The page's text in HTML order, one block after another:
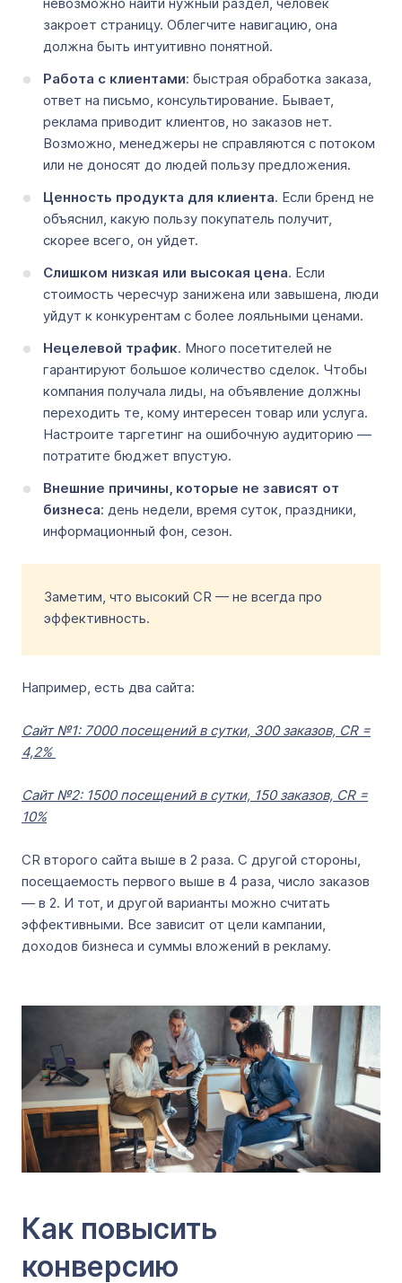
закроет страницу. Облегчите навигацию, она
должна быть интуитивно понятной.
Работа с клиентами: быстрая обработка заказа,
ответ на письмо, консультирование. Бывает,
реклама приводит клиентов, но заказов нет.
Возможно, менеджеры не справляются с потоком
или не доносят до людей пользу предложения.
Ценность продукта для клиента. Если бренд не
объяснил, какую пользу покупатель получит,
скорее всего, он уйдет.
Слишком низкая или высокая цена. Если
стоимость чересчур занижена или завышена, люди
уйдут к конкурентам с более лояльными ценами.
Нецелевой трафик. Много посетителей не
гарантируют большое количество сделок. Чтобы
компания получала лиды, на объявление должны
переходить те, кому интересен товар или услуга.
Настроите таргетинг на ошибочную аудиторию ––
потратите бюджет впустую.
Внешние причины, которые не зависят от
бизнеса: день недели, время суток, праздники,
информационный фон, сезон.
Заметим, что высокий CR — не всегда про
эффективность.
Например, есть два сайта:
Сайт №1: 7000 посещений в сутки, 300 заказов, CR =
4,2%
Сайт №2: 1500 посещений в сутки, 150 заказов, CR =
10%
CR второго сайта выше в 2 раза. С другой стороны,
посещаемость первого выше в 4 раза, число заказов
— в 2. И тот, и другой варианты можно считать
эффективными. Все зависит от цели кампании,
доходов бизнеса и суммы вложений в рекламу.
Как повысить
конверсию